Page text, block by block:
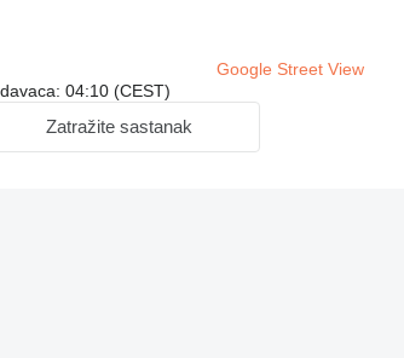
Google Street View
04:10 (CEST)
Zatražite sastanak